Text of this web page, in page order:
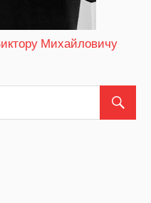
Михайловичу